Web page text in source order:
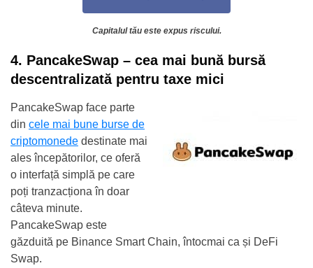
Capitalul tău este expus riscului.
4. PancakeSwap – cea mai bună bursă
descentralizată pentru taxe mici
PancakeSwap face parte
din cele mai bune burse de
criptomonede destinate mai
ales începătorilor, ce oferă
o interfață simplă pe care
poți tranzacționa în doar
câteva minute.
PancakeSwap este
găzduită pe Binance Smart Chain, întocmai ca și DeFi
Swap.